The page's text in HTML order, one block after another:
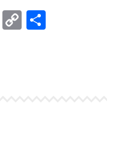
Email
Copy